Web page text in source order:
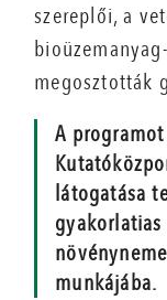
szereplői, a
megosztották
A
látogatása
munkájába.